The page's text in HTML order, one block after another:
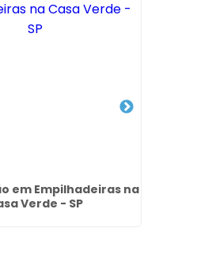
em Empilhadeiras na
Verde - SP